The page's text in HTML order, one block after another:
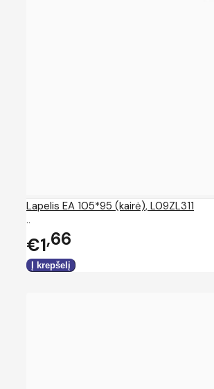
Lapelis EA 105*95 (kairė), L09ZL311
..
€1 66